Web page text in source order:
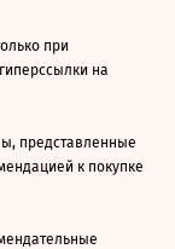
при
на
представленные
к покупке